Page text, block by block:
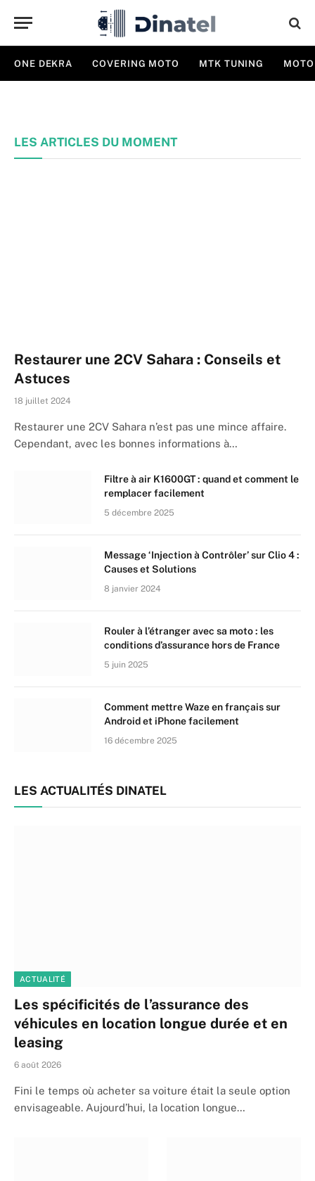
ONE DEKRA COVERING MOTO MTK TUNING
LES ARTICLES DU MOMENT
Restaurer une 2CV Sahara : Conseils et
Astuces
18 juillet 2024
Restaurer une 2CV Sahara n’est pas une mince affaire.
Cependant, avec les bonnes informations à…
Filtre à air K1600GT : quand et comment le
remplacer facilement
5 décembre 2025
Message ‘Injection à Contrôler’ sur Clio 4 :
Causes et Solutions
8 janvier 2024
Rouler à l’étranger avec sa moto : les
conditions d’assurance hors de France
5 juin 2025
Comment mettre Waze en français sur
Android et iPhone facilement
16 décembre 2025
LES ACTUALITÉS DINATEL
ACTUALITÉ
Les spécificités de l’assurance des
véhicules en location longue durée et en
leasing
6 août 2026
Fini le temps où acheter sa voiture était la seule option
envisageable. Aujourd’hui, la location longue…